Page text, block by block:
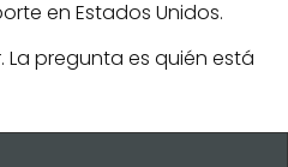
en Estados Unidos.
La pregunta es quién está